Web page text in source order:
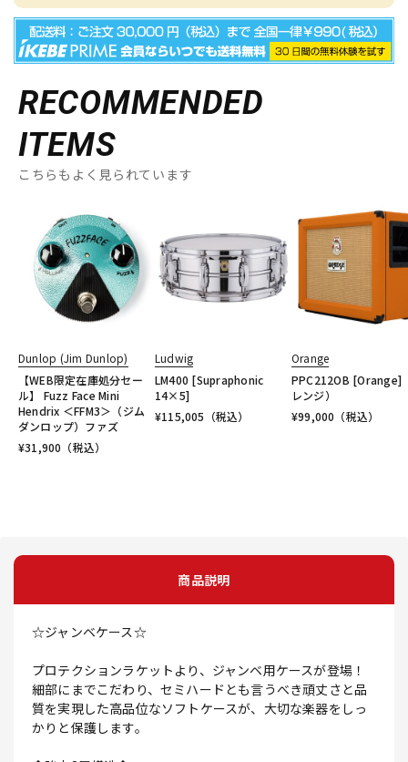
RECOMMENDED
ITEMS
こちらもよく見られています
Dunlop (Jim Dunlop)
【WEB限定在庫処分セー
ル】 Fuzz Face Mini
Hendrix ＜FFM3＞（ジム
ダンロップ）ファズ
¥31,900 （税込）
Ludwig
LM400 [Supraphonic
14×5]
¥115,005 （税込）
Orange
PPC212OB [Orange]
レンジ）
¥99,000 （税込）
商品説明
☆ジャンベケース☆
プロテクションラケットより、ジャンベ用ケースが登場！
細部にまでこだわり、セミハードとも言うべき頑丈さと品
質を実現した高品位なソフトケースが、大切な楽器をしっ
かりと保護します。